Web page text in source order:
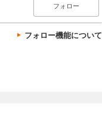
フォロー
フォロー機能について